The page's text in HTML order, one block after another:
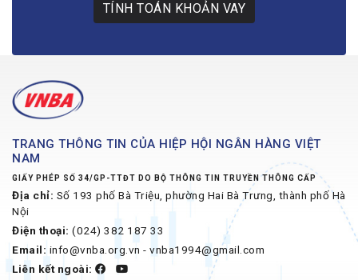
TÍNH TOÁN KHOẢN VAY
TRANG THÔNG TIN CỦA HIỆP HỘI NGÂN HÀNG VIỆT
NAM
GIẤY PHÉP SỐ 34/GP-TTĐT DO BỘ THÔNG TIN TRUYỀN THÔNG CẤP
Địa chỉ: Số 193 phố Bà Triệu, phường Hai Bà Trưng, thành phố Hà
Nội
Điện thoại: (024) 382 187 33
Email: info@vnba.org.vn - vnba1994@gmail.com
Liên kết ngoài: